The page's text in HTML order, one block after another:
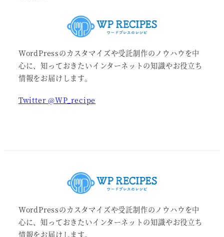
WordPressのカスタマイズや受託制作のノウハウを中
心に、知っておきたいインターネットの知識やお役立ち
情報をお届けします。
Twitter @WP_recipe
WordPressのカスタマイズや受託制作のノウハウを中
心に、知っておきたいインターネットの知識やお役立ち
情報をお届けします。